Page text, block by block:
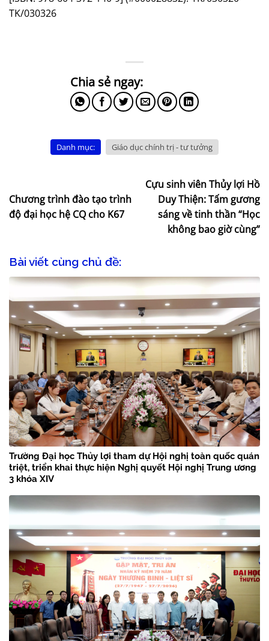
TK/030326
Danh mục: Giáo dục chính trị - tư tưởng
Chương trình đào tạo trình
độ đại học hệ CQ cho K67
Cựu sinh viên Thủy lợi Hồ
Duy Thiện: Tấm gương
sáng về tinh thần “Học
không bao giờ cùng”
Bài viết cùng chủ đề:
Trường Đại học Thủy lợi tham dự Hội nghị toàn quốc quán
triệt, triển khai thực hiện Nghị quyết Hội nghị Trung ương
3 khóa XIV